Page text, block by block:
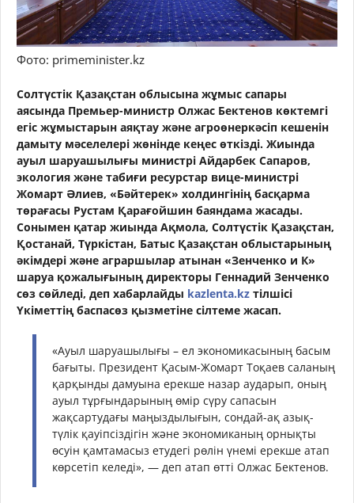
Фото: primeminister.kz
Солтүстік Қазақстан облысына жұмыс сапары
аясында Премьер-министр Олжас Бектенов көктемгі
егіс жұмыстарын аяқтау және агроөнеркәсіп кешенін
дамыту мәселелері жөнінде кеңес өткізді. Жиында
ауыл шаруашылығы министрі Айдарбек Сапаров,
экология және табиғи ресурстар вице-министрі
Жомарт Әлиев, «Бәйтерек» холдингінің басқарма
төрағасы Рустам Қарағойшин баяндама жасады.
Сонымен қатар жиында Ақмола, Солтүстік Қазақстан,
Қостанай, Түркістан, Батыс Қазақстан облыстарының
әкімдері және аграршылар атынан «Зенченко и К»
шаруа қожалығының директоры Геннадий Зенченко
сөз сөйледі, деп хабарлайды kazlenta.kz тілшісі
Үкіметтің баспасөз қызметіне сілтеме жасап.
«Ауыл шаруашылығы – ел экономикасының басым
бағыты. Президент Қасым-Жомарт Тоқаев саланың
қарқынды дамуына ерекше назар аударып, оның
ауыл тұрғындарының өмір сүру сапасын
жақсартудағы маңыздылығын, сондай-ақ азық-
түлік қауіпсіздігін және экономиканың орнықты
өсуін қамтамасыз етудегі рөлін үнемі ерекше атап
көрсетіп келеді», — деп атап өтті Олжас Бектенов.